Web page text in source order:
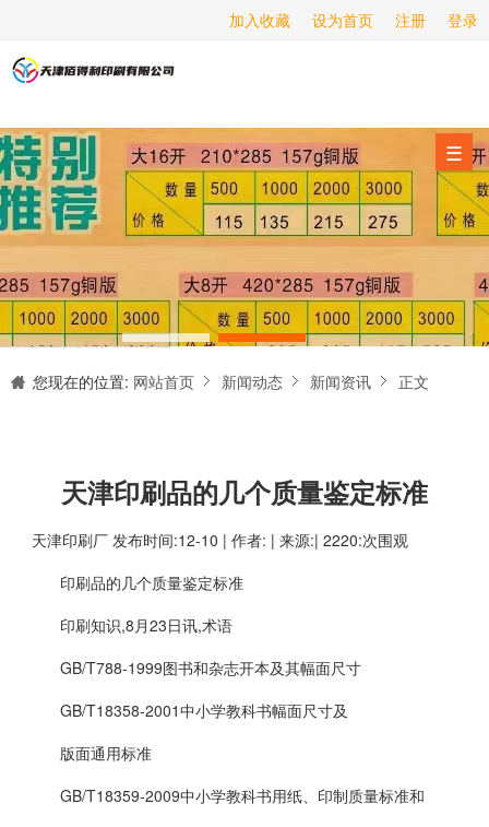
登录
注册
设为首页
加入收藏
☰
海报印刷
服务项目
经营范围
设备展示
新闻动态
关于我们
联系我们
您现在的位置: 网站首页 新闻动态 新闻资讯 正文
天津印刷品的几个质量鉴定标准
天津印刷厂 发布时间:12-10 | 作者: | 来源:| 2220:次围观
印刷品的几个质量鉴定标准
印刷知识,8月23日讯,术语
GB/T788-1999图书和杂志开本及其幅面尺寸
GB/T18358-2001中小学教科书幅面尺寸及
版面通用标准
GB/T18359-2009中小学教科书用纸、印制质量标准和